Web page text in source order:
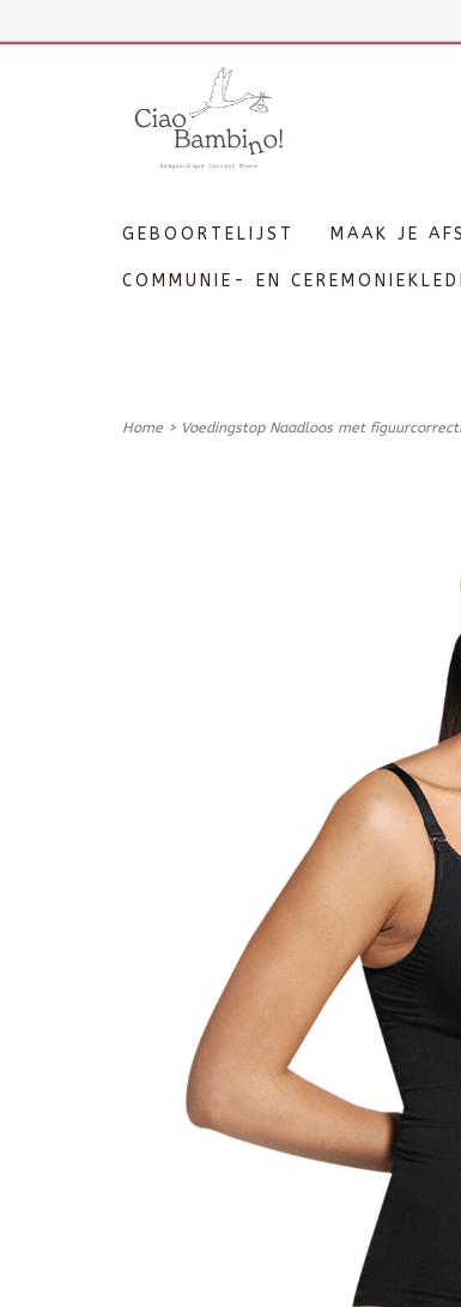
GEBOORTELIJST MAAK JE
COMMUNIE- EN
Home > Voedingstop Naadloos met